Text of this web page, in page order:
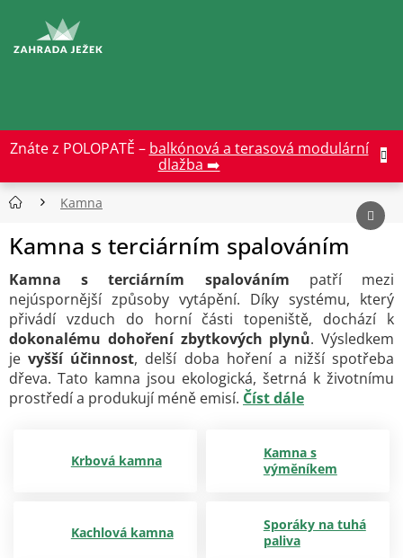
obsah
Znáte z POLOPATĚ – balkónová a terasová modulární
dlažba ➡️
Kamna
Kamna s terciárním spalováním
Kamna s terciárním spalováním patří mezi
nejúspornější způsoby vytápění. Díky systému, který
přivádí vzduch do horní části topeniště, dochází k
dokonalému dohoření zbytkových plynů. Výsledkem
jevyšší účinnost, delší doba hoření a nižší spotřeba
dřeva. Tato kamna jsou ekologická, šetrná k životnímu
prostředí a produkují méně emisí. Číst dále
Krbová kamna
Kamna s
výměníkem
Kachlová kamna
Sporáky na tuhá
paliva